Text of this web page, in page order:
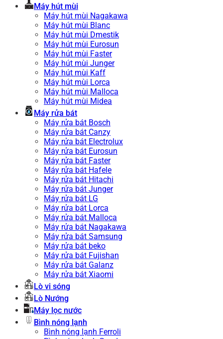
Máy hút mùi
Máy hút mùi Nagakawa
Máy hút mùi Blanc
Máy hút mùi Dmestik
Máy hút mùi Eurosun
Máy hút mùi Faster
Máy hút mùi Junger
Máy hút mùi Kaff
Máy hút mùi Lorca
Máy hút mùi Malloca
Máy hút mùi Midea
Máy rửa bát
Máy rửa bát Bosch
Máy rửa bát Canzy
Máy rửa bát Electrolux
Máy rửa bát Eurosun
Máy rửa bát Faster
Máy rửa bát Hafele
Máy rửa bát Hitachi
Máy rửa bát Junger
Máy rửa bát LG
Máy rửa bát Lorca
Máy rửa bát Malloca
Máy rửa bát Nagakawa
Máy rửa bát Samsung
Máy rửa bát beko
Máy rửa bát Fujishan
Máy rửa bát Galanz
Máy rửa bát Xiaomi
Lò vi sóng
Lò Nướng
Máy lọc nước
Bình nóng lạnh
Bình nóng lạnh Ferroli